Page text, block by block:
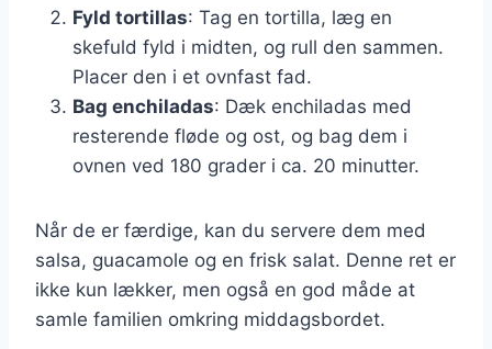
Fyld tortillas: Tag en tortilla, læg en
skefuld fyld i midten, og rull den sammen.
Placer den i et ovnfast fad.
Bag enchiladas: Dæk enchiladas med
resterende fløde og ost, og bag dem i
ovnen ved 180 grader i ca. 20 minutter.
Når de er færdige, kan du servere dem med
salsa, guacamole og en frisk salat. Denne ret er
ikke kun lækker, men også en god måde at
samle familien omkring middagsbordet.